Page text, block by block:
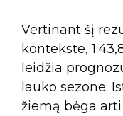
Vertinant šį
kontekste,
leidžia
lauko sezone.
žiemą bėga arti